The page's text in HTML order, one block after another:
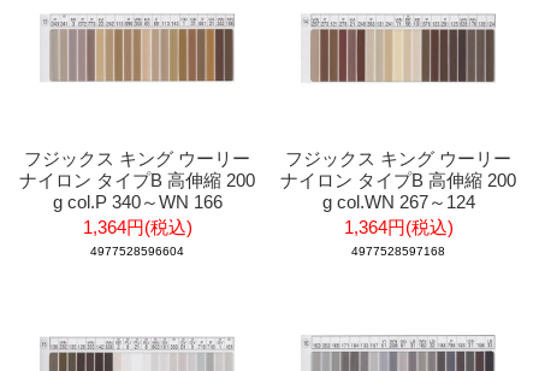
フジックス キング ウーリー
ナイロン タイプB 高伸縮 200
g col.P 340～WN 166
1,364円(税込)
4977528596604
フジックス キング ウーリー
ナイロン タイプB 高伸縮 200
g col.WN 267～124
1,364円(税込)
4977528597168